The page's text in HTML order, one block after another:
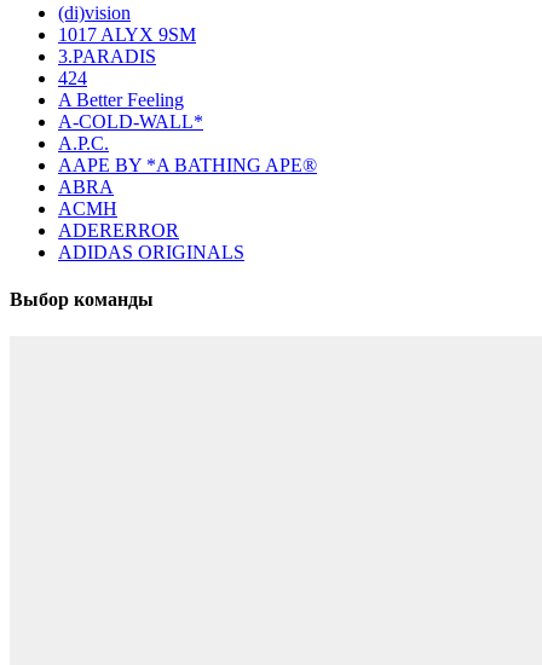
(di)vision
1017 ALYX 9SM
3.PARADIS
424
A Better Feeling
A-COLD-WALL*
A.P.C.
AAPE BY *A BATHING APE®
ABRA
ACMH
ADERERROR
ADIDAS ORIGINALS
Выбор команды